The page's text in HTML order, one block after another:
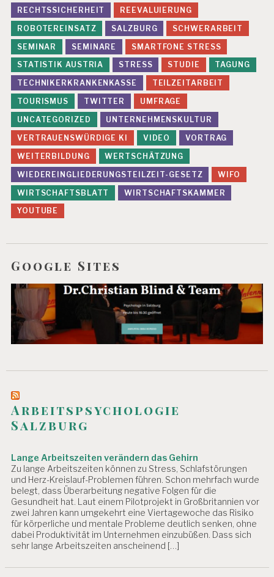
RECHTSSICHERHEIT
REEVALUIERUNG
ROBOTEREINSATZ
SALZBURG
SCHWERARBEIT
SEMINAR
SEMINARE
SMARTFONE STRESS
STATISTIK AUSTRIA
STRESS STUDIE
TAGUNG
TECHNIKERKRANKENKASSE
TEILZEITARBEIT
TOURISMUS
TWITTER
UMFRAGE
UNCATEGORIZED
UNTERNEHMENSKULTUR
VERTRAUENSWÜRDIGE KI
VIDEO
VORTRAG
WEITERBILDUNG
WERTSCHÄTZUNG
WIEDEREINGLIEDERUNGSTEILZEIT-GESETZ
WIFO
WIRTSCHAFTSBLATT
WIRTSCHAFTSKAMMER
YOUTUBE
Google Sites
Arbeitspsychologie
Salzburg
Lange Arbeitszeiten verändern das Gehirn
Zu lange Arbeitszeiten können zu Stress, Schlafstörungen
und Herz-Kreislauf-Problemen führen. Schon mehrfach wurde
belegt, dass Überarbeitung negative Folgen für die
Gesundheit hat. Laut einem Pilotprojekt in Großbritannien vor
zwei Jahren kann umgekehrt eine Viertagewoche das Risiko
für körperliche und mentale Probleme deutlich senken, ohne
dabei Produktivität im Unternehmen einzubüßen. Dass sich
sehr lange Arbeitszeiten anscheinend […]